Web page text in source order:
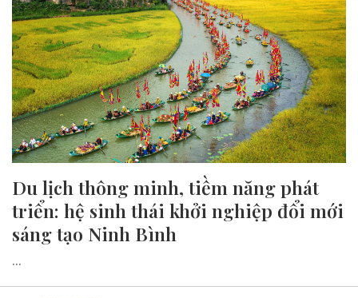
Du lịch thông minh, tiềm năng phát
triển: hệ sinh thái khởi nghiệp đổi mới
sáng tạo Ninh Bình
...